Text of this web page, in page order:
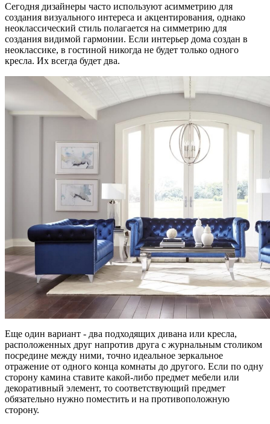
Сегодня дизайнеры часто используют асимметрию для
создания визуального интереса и акцентирования, однако
неоклассический стиль полагается на симметрию для
создания видимой гармонии. Если интерьер дома создан в
неоклассике, в гостиной никогда не будет только одного
кресла. Их всегда будет два.
Еще один вариант - два подходящих дивана или кресла,
расположенных друг напротив друга с журнальным столиком
посредине между ними, точно идеальное зеркальное
отражение от одного конца комнаты до другого. Если по одну
сторону камина ставите какой-либо предмет мебели или
декоративный элемент, то соответствующий предмет
обязательно нужно поместить и на противоположную
сторону.